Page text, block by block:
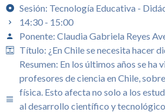
Sesión: Tecnología Educativa -
14:30 - 15:00
Ponente: Claudia Gabriela Reyes
Título: ¿En Chile se necesita hacer
Resumen: En los últimos años se ha
profesores de ciencia en Chile,
física. Esto afecta no solo a los
al desarrollo científico y tecnológico